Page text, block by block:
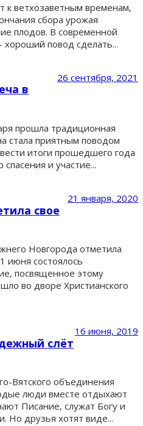
к ветхозаветным временам,
сбора урожая
плодов. В современной
хороший повод сделать...
26 сентября, 2021
в
прошла традиционная
стала приятным поводом
итоги прошедшего года
и участие...
21 января, 2020
свое
Новгорода отметила
июня состоялось
посвященное этому
во дворе Христианского
16 июня, 2019
слёт
Вятского объединения
люди вместе отдыхают
Писание, служат Богу и
Но друзья хотят виде...